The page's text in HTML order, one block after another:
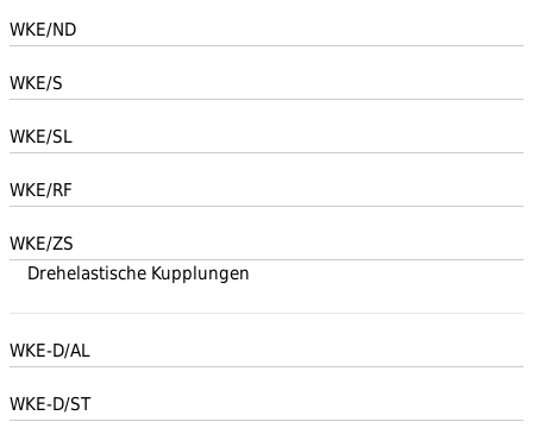
WKE/ND
WKE/S
WKE/SL
WKE/RF
WKE/ZS
Drehelastische Kupplungen
WKE-D/AL
WKE-D/ST